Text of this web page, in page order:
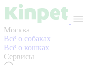
Москва
Всё о собаках
Всё о кошках
Сервисы